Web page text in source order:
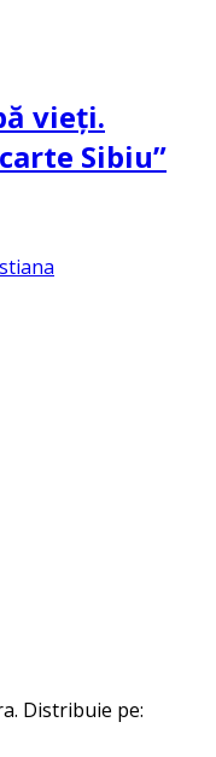
vieți.
Sibiu”
Distribuie pe: